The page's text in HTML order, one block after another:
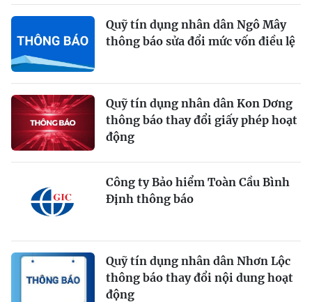
Quỹ tín dụng nhân dân Ngô Mây
thông báo sửa đổi mức vốn điều lệ
Quỹ tín dụng nhân dân Kon Dơng
thông báo thay đổi giấy phép hoạt
động
Công ty Bảo hiểm Toàn Cầu Bình
Định thông báo
Quỹ tín dụng nhân dân Nhơn Lộc
thông báo thay đổi nội dung hoạt
động